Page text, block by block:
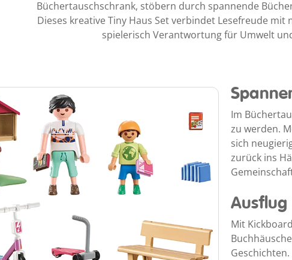
Büchertauschschrank, stöbern durch spannende
Dieses kreative Tiny Haus Set verbindet Lesefreude
spielerisch Verantwortung für Umwelt
Im
zu werden.
sich
zurück ins
Ausflug
Mit